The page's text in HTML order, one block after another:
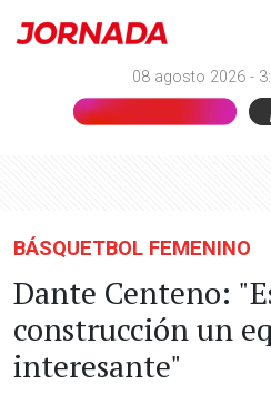
08 agosto 2026 -
BÁSQUETBOL FEMENINO
Dante Centeno:
construcción un
interesante"